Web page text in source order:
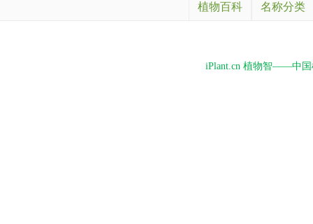
植物百科 名称分类
iPlant.cn 植物智——中国